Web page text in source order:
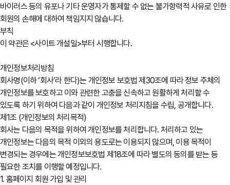
바이러스 등의 유포나 기타 운영자가 통제할 수 없는 불가항력적 사유로 인한
회원의 손해에 대하여 책임지지 않습니다.
부칙
이 약관은 <사이트 개설일>부터 시행합니다.
개인정보처리방침
회사명(이하 ‘회사’라 한다)는 개인정보 보호법 제30조에 따라 정보 주체의
개인정보를 보호하고 이와 관련한 고충을 신속하고 원활하게 처리할 수
있도록 하기 위하여 다음과 같이 개인정보 처리지침을 수립, 공개합니다.
제1조 (개인정보의 처리목적)
회사는 다음의 목적을 위하여 개인정보를 처리합니다. 처리하고 있는
개인정보는 다음의 목적 이외의 용도로는 이용되지 않으며, 이용 목적이
변경되는 경우에는 개인정보보호법 제18조에 따라 별도의 동의를 받는 등
필요한 조치를 이행할 예정입니다.
1. 홈페이지 회원 가입 및 관리